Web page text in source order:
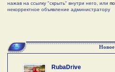
нажав на ссылку "скрыть" внутри него, или
некорректное объявление администратору
Новое
RubaDrive